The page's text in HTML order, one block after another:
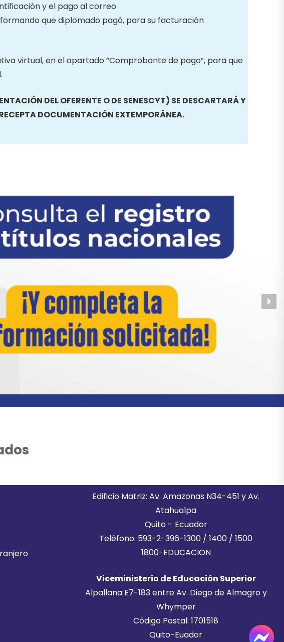
y el pago al correo
que diplomado pagó, para su facturación
virtual, en el apartado “Comprobante de pago”, para que
DEL OFERENTE O DE SENESCYT) SE DESCARTARÁ Y
DOCUMENTACIÓN EXTEMPORÁNEA.
Edificio Matriz: Av. Amazonas N34-451 y Av.
Atahualpa
Quito – Ecuador
Teléfono: 593-2-396-1300 / 1400 / 1500
1800-EDUCACION
Viceministerio de Educación Superior
Alpallana E7-183 entre Av. Diego de Almagro y
Whymper
Código Postal: 1701518
Quito-Euador